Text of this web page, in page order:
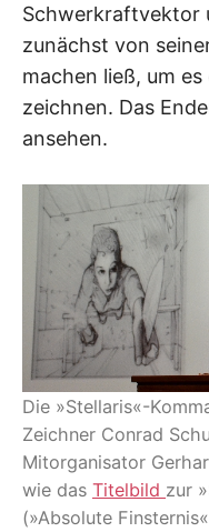
Schwerkraftvektor
zunächst von
machen ließ, um
zeichnen. Das
ansehen.
Die »Stellaris«-
Zeichner Conrad
Mitorganisator
wie das Titelbild zur
(»Absolute